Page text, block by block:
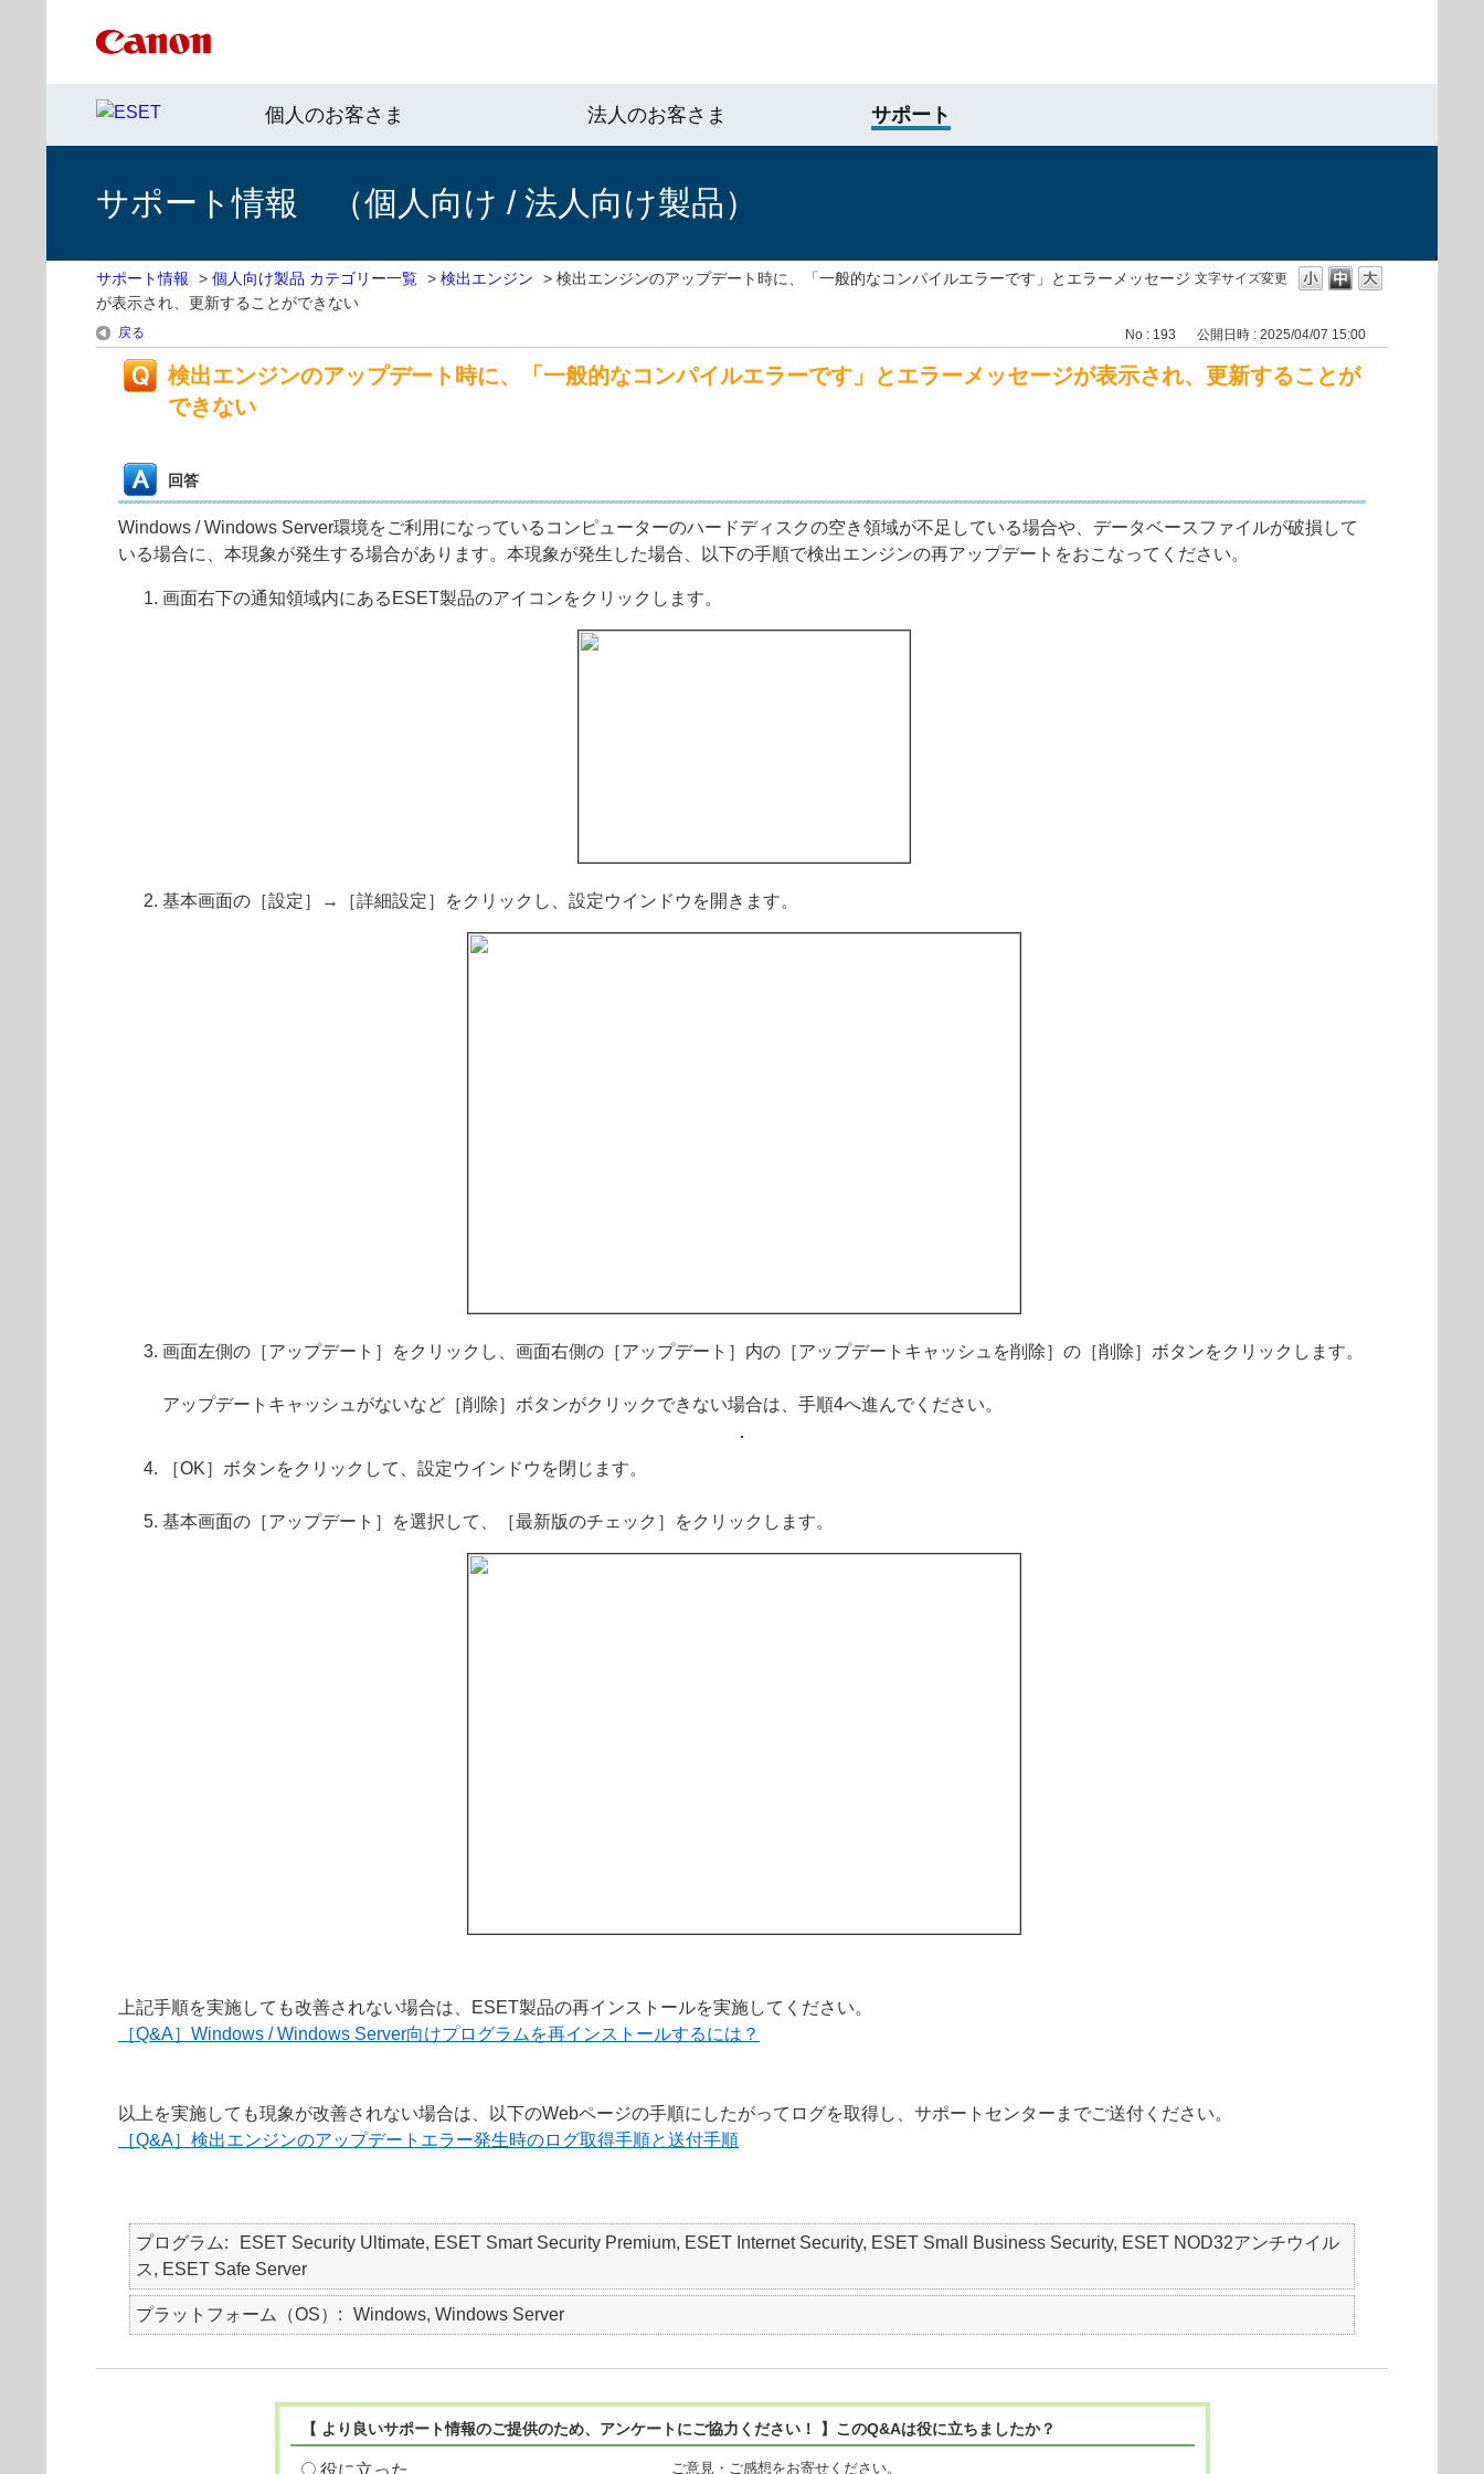
個人のお客さま 法人のお客さま サポート
サポート情報 （個人向け / 法人向け製品）
文字サイズ変更
サポート情報 > 個人向け製品 カテゴリー一覧 > 検出エンジン > 検出エンジンのアップデート時に、「一般的なコンパイルエラーです」とエラーメッセージ
が表示され、更新することができない
戻る No : 193 公開日時 : 2025/04/07 15:00
検出エンジンのアップデート時に、「一般的なコンパイルエラーです」とエラーメッセージが表示され、更新することが
できない
回答
Windows / Windows Server環境をご利用になっているコンピューターのハードディスクの空き領域が不足している場合や、データベースファイルが破損して
いる場合に、本現象が発生する場合があります。本現象が発生した場合、以下の手順で検出エンジンの再アップデートをおこなってください。
画面右下の通知領域内にあるESET製品のアイコンをクリックします。
基本画面の［設定］→［詳細設定］をクリックし、設定ウインドウを開きます。
画面左側の［アップデート］をクリックし、画面右側の［アップデート］内の［アップデートキャッシュを削除］の［削除］ボタンをクリックします。
アップデートキャッシュがないなど［削除］ボタンがクリックできない場合は、手順4へ進んでください。
［OK］ボタンをクリックして、設定ウインドウを閉じます。
基本画面の［アップデート］を選択して、［最新版のチェック］をクリックします。
上記手順を実施しても改善されない場合は、ESET製品の再インストールを実施してください。
［Q&A］Windows / Windows Server向けプログラムを再インストールするには？
以上を実施しても現象が改善されない場合は、以下のWebページの手順にしたがってログを取得し、サポートセンターまでご送付ください。
［Q&A］検出エンジンのアップデートエラー発生時のログ取得手順と送付手順
プログラム
ESET Security Ultimate, ESET Smart Security Premium, ESET Internet Security, ESET Small Business Security, ESET NOD32アンチウイル
ス, ESET Safe Server
プラットフォーム（OS） Windows, Windows Server
【 より良いサポート情報のご提供のため、アンケートにご協力ください！ 】このQ&Aは役に立ちましたか？
役に立った ご意見・ご感想をお寄せください。